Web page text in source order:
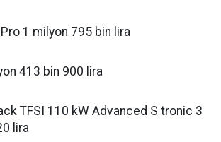
1 milyon 795 bin lira
413 bin 900 lira
TFSI 110 kW Advanced S tronic 3
lira